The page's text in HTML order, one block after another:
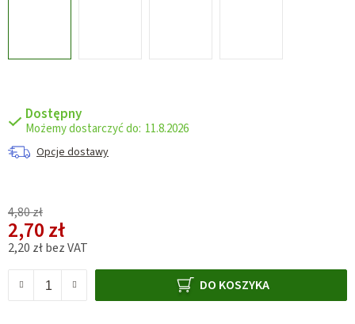
Dostępny
11.8.2026
Opcje dostawy
4,80 zł
2,70 zł
2,20 zł bez VAT
DO KOSZYKA